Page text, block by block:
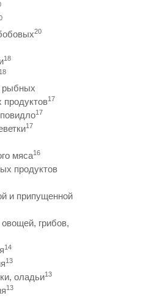
20
18
18
продуктов17
17
17
мяса16
продуктов
и припущенной
грибов,
14
13
оладьи13
13